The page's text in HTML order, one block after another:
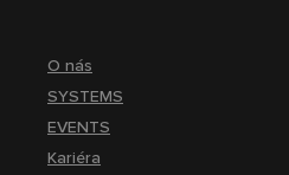
O nás
SYSTEMS
EVENTS
Kariéra